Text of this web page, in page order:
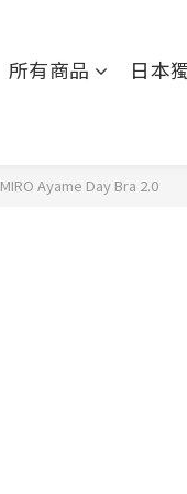
所有商品 日本
MIRO Ayame Day Bra 2.0